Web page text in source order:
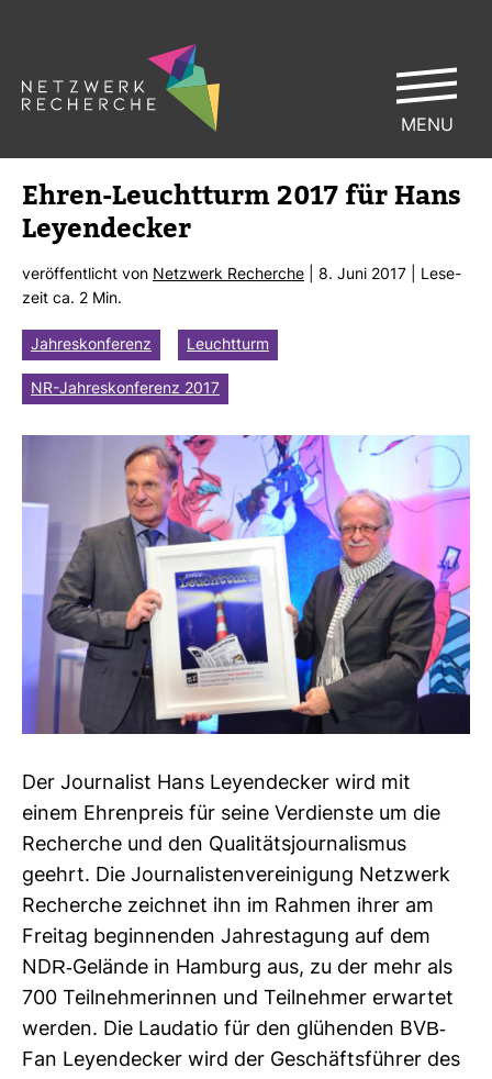
Ehren-​Leucht­turm 2017 für Hans
Ley­en­de­cker
ver­öf­fent­licht von Netz­werk Recherche | 8. Juni 2017 | Lese­
zeit ca. 2 Min.
Jahreskonferenz Leuchtturm
NR-Jahreskonferenz 2017
Der Jour­na­list Hans Ley­en­de­cker wird mit
einem Ehren­preis für seine Ver­dienste um die
Recherche und den Qua­li­täts­jour­na­lismus
geehrt. Die Jour­na­lis­ten­ver­ei­ni­gung Netz­werk
Recherche zeichnet ihn im Rahmen ihrer am
Freitag begin­nenden Jah­res­ta­gung auf dem
NDR-​Gelände in Ham­burg aus, zu der mehr als
700 Teil­neh­me­rinnen und Teil­nehmer erwartet
werden. Die Lau­datio für den glü­henden BVB-​
Fan Ley­en­de­cker wird der Geschäfts­führer des
MENU